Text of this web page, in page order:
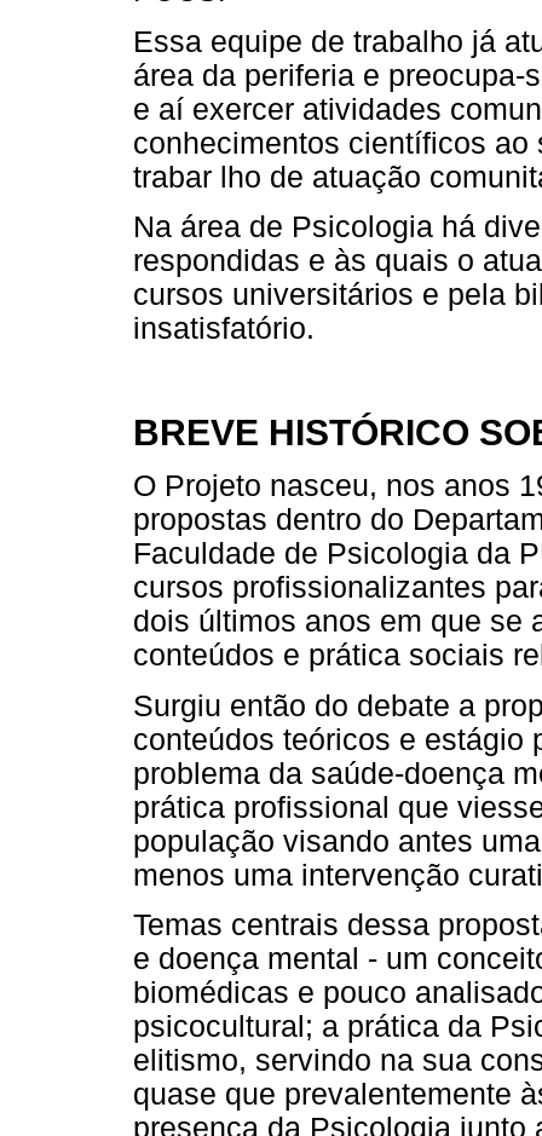
Essa equipe de trabalho já
área da periferia e preocupa-
e aí exercer atividades
conhecimentos científicos
trabar lho de atuação
Na área de Psicologia há
respondidas e às quais o
cursos universitários e pela
insatisfatório.
BREVE HISTÓRICO
O Projeto nasceu, nos anos
propostas dentro do
Faculdade de Psicologia da
cursos profissionalizantes
dois últimos anos em que se
conteúdos e prática sociais
Surgiu então do debate a
conteúdos teóricos e estágio
problema da saúde-doença
prática profissional que
população visando antes
menos uma intervenção
Temas centrais dessa
e doença mental - um
biomédicas e pouco
psicocultural; a prática da
elitismo, servindo na sua
quase que prevalentemente
presença da Psicologia junto